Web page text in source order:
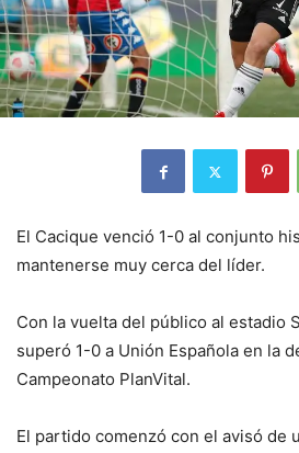
El Cacique venció 1-0 al conjunto
mantenerse muy cerca del líder.
Con la vuelta del público al estadio
superó 1-0 a Unión Española en la
Campeonato PlanVital.
El partido comenzó con el avisó de